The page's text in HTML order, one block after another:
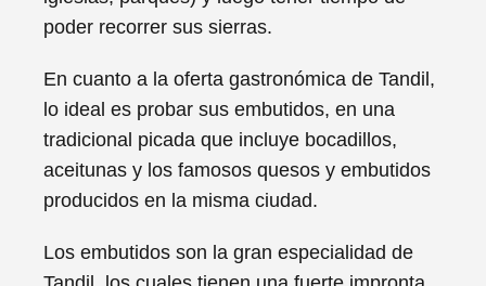
poder recorrer sus sierras.
En cuanto a la oferta gastronómica de Tandil,
lo ideal es probar sus embutidos, en una
tradicional picada que incluye bocadillos,
aceitunas y los famosos quesos y embutidos
producidos en la misma ciudad.
Los embutidos son la gran especialidad de